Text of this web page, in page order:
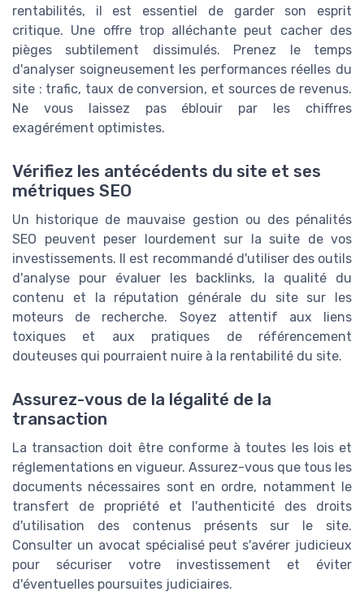
rentabilités, il est essentiel de garder son esprit
critique. Une offre trop alléchante peut cacher des
pièges subtilement dissimulés. Prenez le temps
d'analyser soigneusement les performances réelles du
site : trafic, taux de conversion, et sources de revenus.
Ne vous laissez pas éblouir par les chiffres
exagérément optimistes.
Vérifiez les antécédents du site et ses
métriques SEO
Un historique de mauvaise gestion ou des pénalités
SEO peuvent peser lourdement sur la suite de vos
investissements. Il est recommandé d'utiliser des outils
d'analyse pour évaluer les backlinks, la qualité du
contenu et la réputation générale du site sur les
moteurs de recherche. Soyez attentif aux liens
toxiques et aux pratiques de référencement
douteuses qui pourraient nuire à la rentabilité du site.
Assurez-vous de la légalité de la
transaction
La transaction doit être conforme à toutes les lois et
réglementations en vigueur. Assurez-vous que tous les
documents nécessaires sont en ordre, notamment le
transfert de propriété et l'authenticité des droits
d'utilisation des contenus présents sur le site.
Consulter un avocat spécialisé peut s'avérer judicieux
pour sécuriser votre investissement et éviter
d'éventuelles poursuites judiciaires.